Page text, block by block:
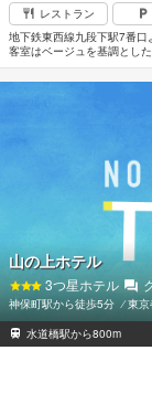
レストラン
地下鉄東西線九段下駅7番口
客室はベージュを基調とし
ランス料理などが楽しめる
約10分。
山の上ホテル
3つ星ホテル
神保町駅から徒歩5分 ⁄東
水道橋駅から800m